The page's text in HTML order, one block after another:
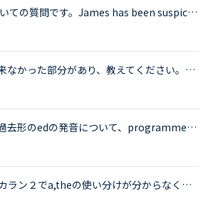
文法の中級の39についての質問です。James has been suspicious about Andrew's strange behavior lately.James「 Frankly, I don't know why you are still going to that farm. You were only going there for ...
初心者です。理解出来なかった部分があり、教えてください。James is asking Charlotte about Gabriella's birthday party. James When was Gabriella's birthday?Charlotte It was last weekend.James How was t...
今日のレッスンで、過去形のedの発音について、programmedやbeamedのようにmのあとにedが続く場合は、最後の部分は（ｂ）のように発音すると先生が説明し、programmed(b)とチャットボックスに書き入れ、プログラ...
カラン２からの質問カラン２でa,theの使い分けが分からなくなったのですっきりしたく、質問させてください。ちなみに。。。細かいことが気になる性格はカランは向いてないとか言われるとかなり落ち込むのでよろし...